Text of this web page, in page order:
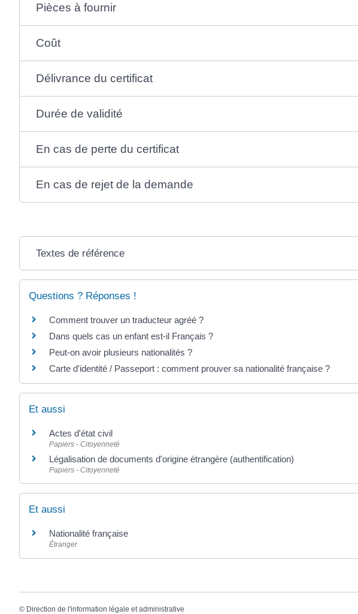
Pièces à fournir
Coût
Délivrance du certificat
Durée de validité
En cas de perte du certificat
En cas de rejet de la demande
Textes de référence
Questions ? Réponses !
Comment trouver un traducteur agréé ?
Dans quels cas un enfant est-il Français ?
Peut-on avoir plusieurs nationalités ?
Carte d'identité / Passeport : comment prouver sa nationalité française ?
Et aussi
Actes d'état civil
Papiers - Citoyenneté
Légalisation de documents d'origine étrangère (authentification)
Papiers - Citoyenneté
Et aussi
Nationalité française
Étranger
© Direction de l'information légale et administrative